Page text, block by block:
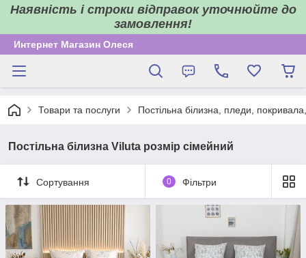
Наявність і строки відправок уточнюйте до
замовлення!
Интернет Магазин Олеся
Товари та послуги Постільна білизна, пледи,
Постільна білизна Viluta розмір сімейний
Сортування 0 Фільтри